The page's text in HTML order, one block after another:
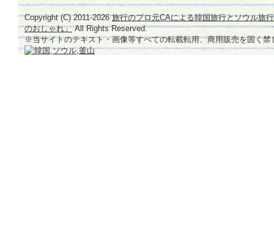
Copyright (C) 2011-2026旅行のプロ元CAによる韓国旅行とソウル旅
のおしゃれ」All Rights Reserved.
※当サイトのテキスト・画像等すべての転載転用、商用販売を固く禁